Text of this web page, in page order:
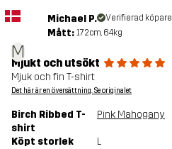
M
Michael P. Verifierad köpare
Mått: 172cm, 64kg
Mjukt och utsökt
Mjuk och fin T-shirt
Det här är en översättning. Se originalet
Birch Ribbed T-
shirt
Pink Mahogany
Köpt storlek L